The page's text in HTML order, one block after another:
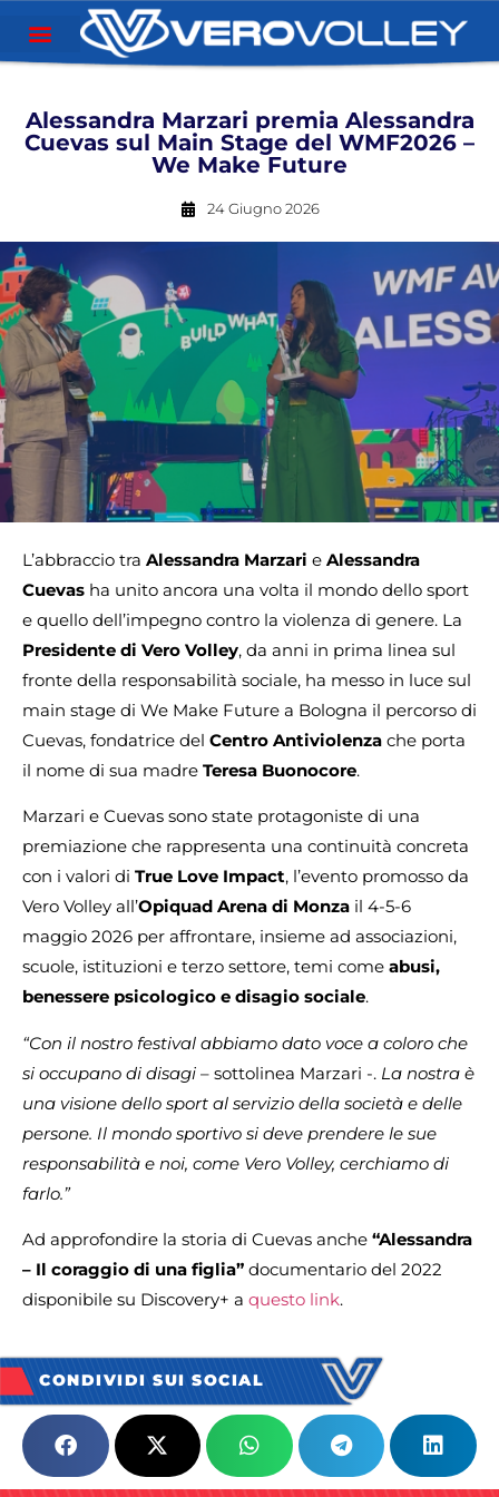
Alessandra Marzari premia Alessandra
Cuevas sul Main Stage del WMF2026 –
We Make Future
24 Giugno 2026
L’abbraccio tra Alessandra Marzari e Alessandra
Cuevas ha unito ancora una volta il mondo dello sport
e quello dell’impegno contro la violenza di genere. La
Presidente di Vero Volley, da anni in prima linea sul
fronte della responsabilità sociale, ha messo in luce sul
main stage di We Make Future a Bologna il percorso di
Cuevas, fondatrice del Centro Antiviolenza che porta
il nome di sua madre Teresa Buonocore.
Marzari e Cuevas sono state protagoniste di una
premiazione che rappresenta una continuità concreta
con i valori di True Love Impact, l’evento promosso da
Vero Volley all’Opiquad Arena di Monza il 4-5-6
maggio 2026 per affrontare, insieme ad associazioni,
scuole, istituzioni e terzo settore, temi come abusi,
benessere psicologico e disagio sociale.
“Con il nostro festival abbiamo dato voce a coloro che
si occupano di disagi – sottolinea Marzari -. La nostra è
una visione dello sport al servizio della società e delle
persone. Il mondo sportivo si deve prendere le sue
responsabilità e noi, come Vero Volley, cerchiamo di
farlo.”
Ad approfondire la storia di Cuevas anche “Alessandra
– Il coraggio di una figlia” documentario del 2022
disponibile su Discovery+ a questo link.
CONDIVIDI SUI SOCIAL